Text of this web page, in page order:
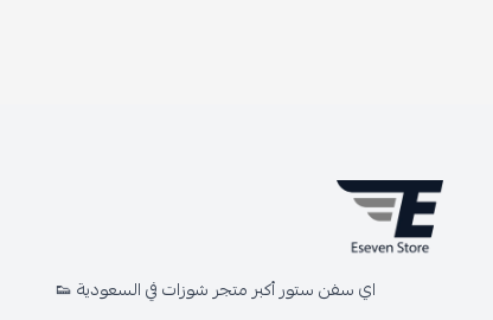
اي سفن ستور أكبر متجر شوزات في السعودية 👟